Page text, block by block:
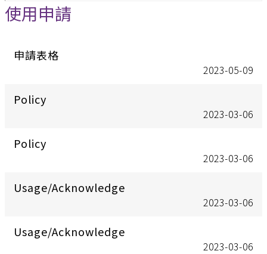
使用申請
申請表格
2023-05-09
Policy
2023-03-06
Policy
2023-03-06
Usage/Acknowledge
2023-03-06
Usage/Acknowledge
2023-03-06